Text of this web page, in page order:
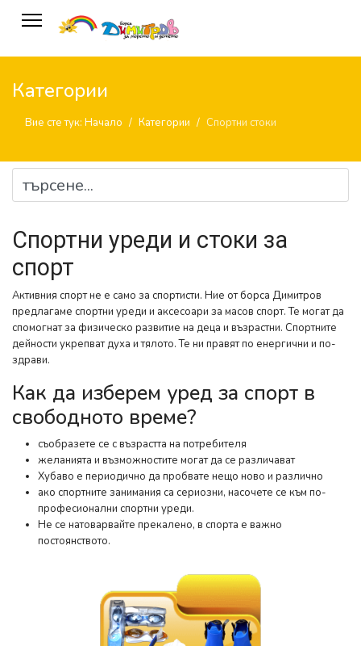
Категории
Вие сте тук: Начало Категории Спортни стоки
Спортни уреди и стоки за
спорт
Активния спорт не е само за спортисти. Ние от борса Димитров
предлагаме спортни уреди и аксесоари за масов спорт. Те могат да
спомогнат за физическо развитие на деца и възрастни. Спортните
дейности укрепват духа и тялото. Те ни правят по енергични и по-
здрави.
Как да изберем уред за спорт в
свободното време?
съобразете се с възрастта на потребителя
желанията и възможностите могат да се различават
Хубаво е периодично да пробвате нещо ново и различно
ако спортните занимания са сериозни, насочете се към по-
професионални спортни уреди.
Не се натоварвайте прекалено, в спорта е важно
постоянството.